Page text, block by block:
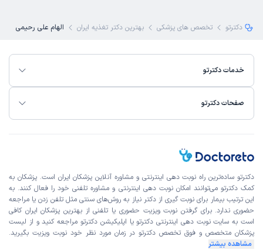
دکترتو تخصص های پزشکی بهترین دکتر تغذیه ایران الهام علی رحیمی
خدمات دکترتو
صفحات دکترتو
دکترتو ساده‌ترین راه نوبت‌ دهی اینترنتی و مشاوره آنلاین پزشکان ایران است. پزشکان به
کمک دکترتو می‌توانند امکان نوبت دهی اینترنتی و مشاوره تلفنی خود را فعال کنند. به
این ترتیب بیمار برای نوبت گیری از دکتر نیاز به روش‌های سنتی مثل تلفن زدن یا مراجعه
حضوری ندارد. برای گرفتن نوبت ویزیت حضوری یا تلفنی از بهترین پزشکان ایران کافی
است به سایت نوبت دهی اینترنتی دکترتو یا اپلیکیشن دکترتو مراجعه کنید و از لیست
پزشکان متخصص و فوق تخصص دکترتو در زمان مورد نظر خود نوبت ویزیت بگیرید.
مشاهده بیشتر